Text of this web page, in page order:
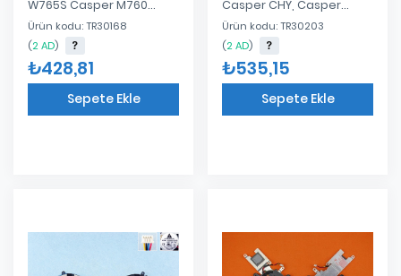
W765S Casper M760
Casper M760S Fan
Ürün kodu: TR30168
(2 AD)
₺428,81
Sepete Ekle
Casper CHY, Casper
MT50, Casper MT51,
Casper MT55 Fan 13B050-
FR6000
Ürün kodu: TR30203
(2 AD)
₺535,15
Sepete Ekle